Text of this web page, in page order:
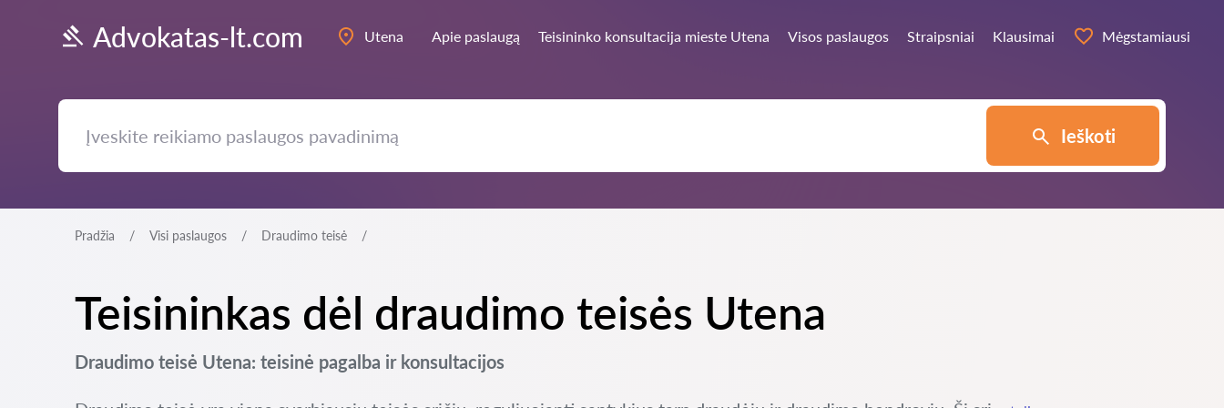
Advokatas-lt.com Utena Apie paslaugą Teisininko konsultacija mieste Utena Visos paslaugos Straipsniai Klausimai Mėgstamiausi
Ieškoti
Pradžia Visi paslaugos Draudimo teisė
Teisininkas dėl draudimo teisės Utena
Draudimo teisė Utena: teisinė pagalba ir konsultacijos